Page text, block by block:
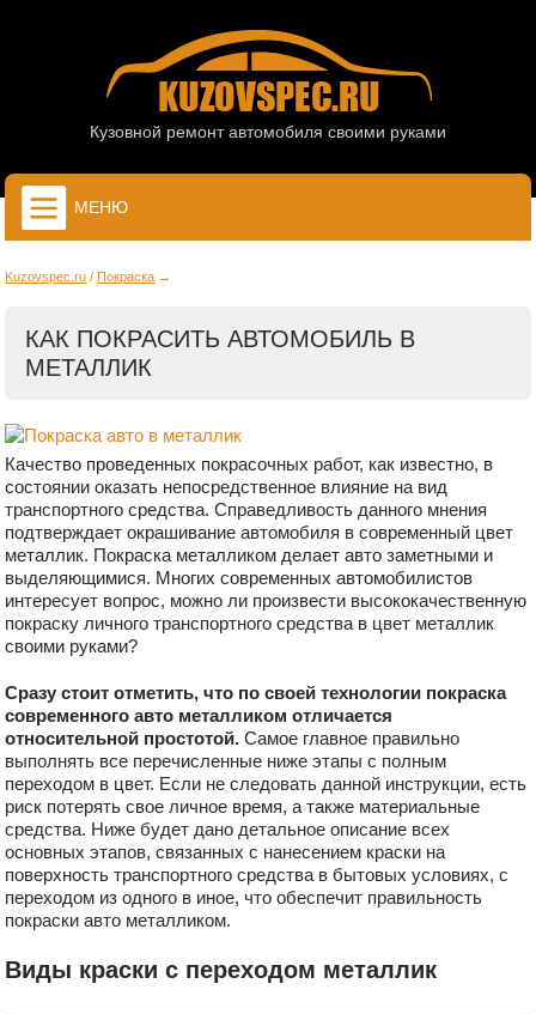
Кузовной ремонт автомобиля своими руками
Kuzovspec.ru Покраска
КАК ПОКРАСИТЬ АВТОМОБИЛЬ В
МЕТАЛЛИК
Качество проведенных покрасочных работ, как известно, в
состоянии оказать непосредственное влияние на вид
транспортного средства. Справедливость данного мнения
подтверждает окрашивание автомобиля в современный цвет
металлик. Покраска металликом делает авто заметными и
выделяющимися. Многих современных автомобилистов
интересует вопрос, можно ли произвести высококачественную
покраску личного транспортного средства в цвет металлик
своими руками?
Сразу стоит отметить, что по своей технологии покраска
современного авто металликом отличается
относительной простотой. Самое главное правильно
выполнять все перечисленные ниже этапы с полным
переходом в цвет. Если не следовать данной инструкции, есть
риск потерять свое личное время, а также материальные
средства. Ниже будет дано детальное описание всех
основных этапов, связанных с нанесением краски на
поверхность транспортного средства в бытовых условиях, с
переходом из одного в иное, что обеспечит правильность
покраски авто металликом.
Виды краски с переходом металлик
МЕНЮ